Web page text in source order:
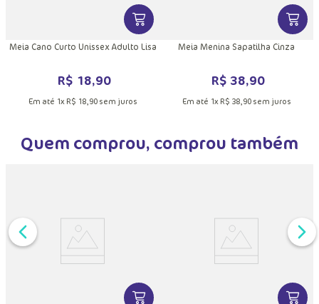
INFORMAÇÕES DO PRODUTOVER MAIS INFORMAÇÕES DO
Meia Cano Curto Unissex Adulto Lisa
R$ 18,90
Em até 1x R$ 18,90sem juros
VER
Meia Menina Sapatilha Cinza
R$ 38,90
Em até 1x R$ 38,90sem juros
Quem comprou, comprou também